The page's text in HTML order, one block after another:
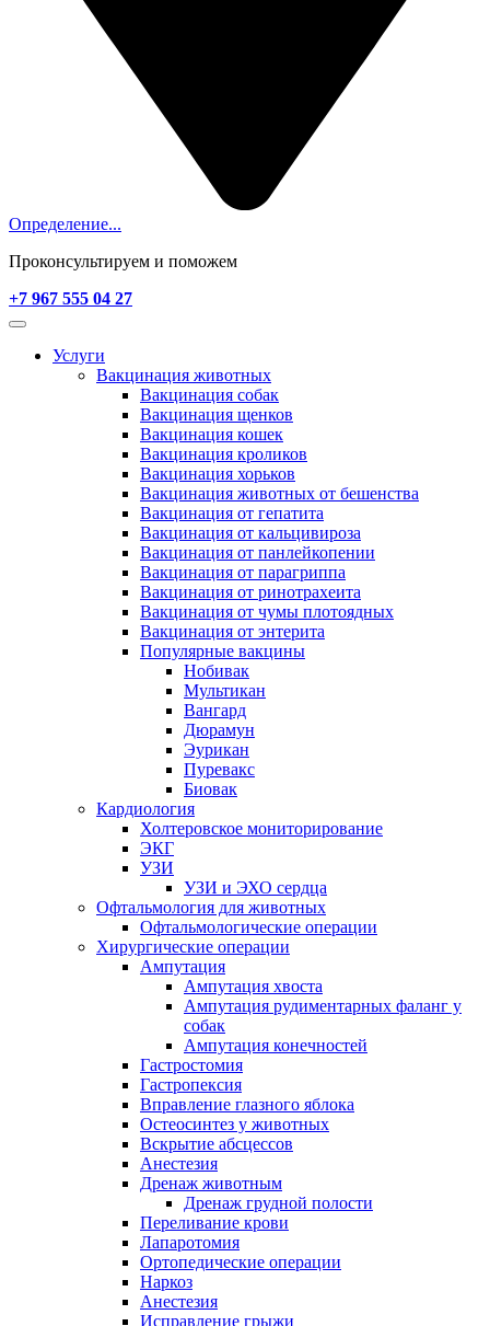
Определение...
Проконсультируем и поможем
+7 967 555 04 27
Услуги
Вакцинация животных
Вакцинация собак
Вакцинация щенков
Вакцинация кошек
Вакцинация кроликов
Вакцинация хорьков
Вакцинация животных от бешенства
Вакцинация от гепатита
Вакцинация от кальцивироза
Вакцинация от панлейкопении
Вакцинация от парагриппа
Вакцинация от ринотрахеита
Вакцинация от чумы плотоядных
Вакцинация от энтерита
Популярные вакцины
Нобивак
Мультикан
Вангард
Дюрамун
Эурикан
Пуревакс
Биовак
Кардиология
Холтеровское мониторирование
ЭКГ
УЗИ
УЗИ и ЭХО сердца
Офтальмология для животных
Офтальмологические операции
Хирургические операции
Ампутация
Ампутация хвоста
Ампутация рудиментарных фаланг у
собак
Ампутация конечностей
Гастростомия
Гастропексия
Вправление глазного яблока
Остеосинтез у животных
Вскрытие абсцессов
Анестезия
Дренаж животным
Дренаж грудной полости
Переливание крови
Лапаротомия
Ортопедические операции
Наркоз
Анестезия
Исправление грыжи